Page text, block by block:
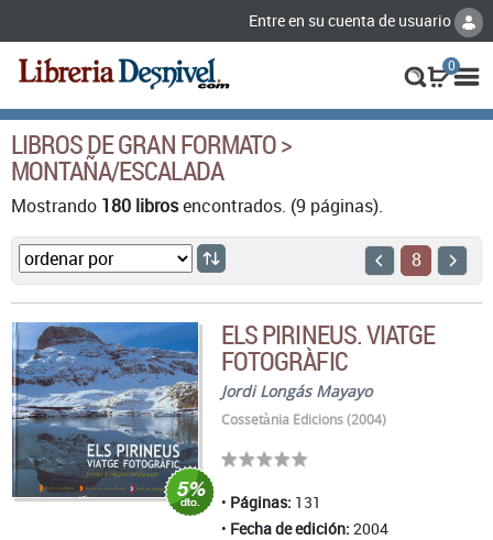
Entre en su cuenta de usuario
0
LIBROS DE GRAN FORMATO >
MONTAÑA/ESCALADA
Mostrando 180 librosencontrados. (9 páginas).
8
ELS PIRINEUS. VIATGE
FOTOGRÀFIC
Jordi Longás Mayayo
Cossetània Edicions (2004)
Páginas: 131
Fecha de edición: 2004